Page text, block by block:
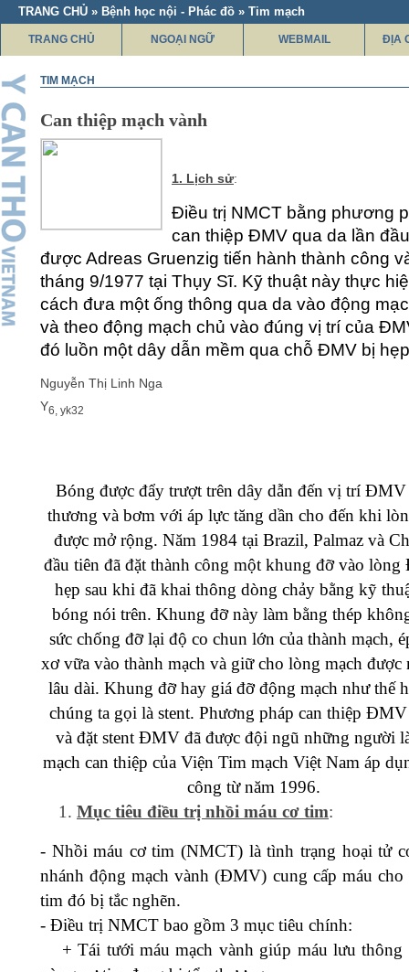
TRANG CHỦ » Bệnh học nội - Phác đồ » Tim mạch
TRANG CHỦ NGOẠI NGỮ WEBMAIL ĐỊA
TIM MẠCH
Can thiệp mạch vành
1. Lịch sử:
Điều trị NMCT bằng phương
can thiệp ĐMV qua da lần
được Adreas Gruenzig tiến hành thành công
tháng 9/1977 tại Thụy Sĩ. Kỹ thuật này thực
cách đưa một ống thông qua da vào động
và theo động mạch chủ vào đúng vị trí của
đó luồn một dây dẫn mềm qua chỗ ĐMV bị
Nguyễn Thị Linh Nga
Y6, yk32
Bóng được đẩy trượt trên dây dẫn đến vị trí
thương và bơm với áp lực tăng dần cho đến khi
được mở rộng. Năm 1984 tại Brazil, Palmaz và
đầu tiên đã đặt thành công một khung đỡ vào
hẹp sau khi đã khai thông dòng chảy bằng kỹ
bóng nói trên. Khung đỡ này làm bằng thép
sức chống đỡ lại độ co chun lớn của thành mạch,
xơ vữa vào thành mạch và giữ cho lòng mạch được
lâu dài. Khung đỡ hay giá đỡ động mạch như thế
chúng ta gọi là stent. Phương pháp can thiệp ĐMV
và đặt stent ĐMV đã được đội ngũ những người
mạch can thiệp của Viện Tim mạch Việt Nam áp
công từ năm 1996.
Mục tiêu điều trị nhồi máu cơ tim:
- Nhồi máu cơ tim (NMCT) là tình trạng hoại tử
nhánh động mạch vành (ĐMV) cung cấp máu
tim đó bị tắc nghẽn.
- Điều trị NMCT bao gồm 3 mục tiêu chính:
+ Tái tưới máu mạch vành giúp máu lưu thông